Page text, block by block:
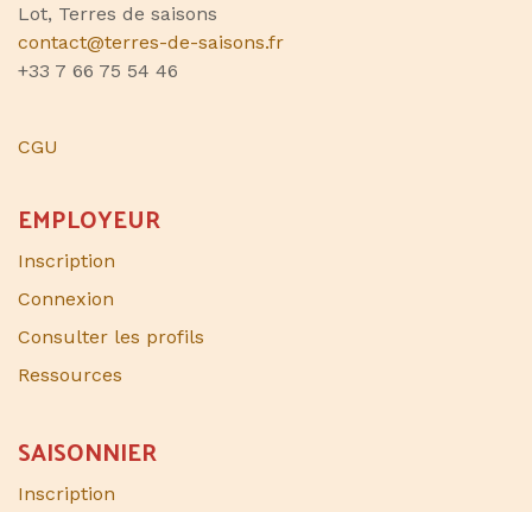
Lot, Terres de saisons
contact@terres-de-saisons.fr
+33 7 66 75 54 46
CGU
EMPLOYEUR
Inscription
Connexion
Consulter les profils
Ressources
SAISONNIER​
Inscription